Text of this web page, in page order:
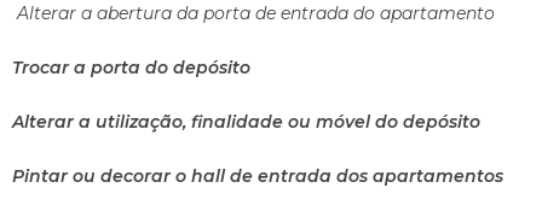
Alterar a abertura da porta de entrada do apartamento
Trocar a porta do depósito
Alterar a utilização, finalidade ou móvel do depósito
Pintar ou decorar o hall de entrada dos apartamentos